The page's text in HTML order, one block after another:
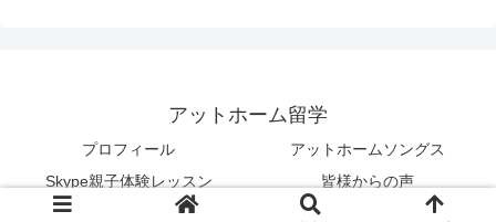
アットホーム留学
プロフィール
アットホームソングス
Skype親子体験レッスン
皆様からの声